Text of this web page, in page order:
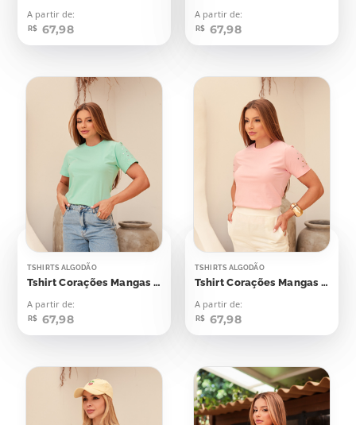
A partir de:
R$ 67,98
A partir de:
R$ 67,98
TSHIRTS ALGODÃO
Tshirt Corações Mangas Aplicação
A partir de:
R$ 67,98
TSHIRTS ALGODÃO
Tshirt Corações Mangas Aplicação
A partir de:
R$ 67,98